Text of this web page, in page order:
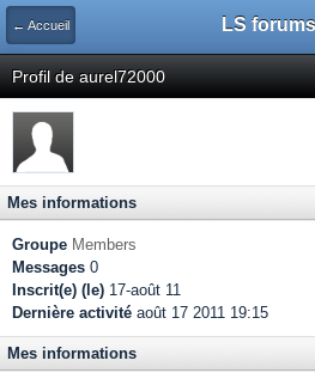
← Accueil LS forums
Profil de aurel72000
Mes informations
Groupe Members
Messages 0
Inscrit(e) (le) 17-août 11
Dernière activité août 17 2011 19:15
Mes informations